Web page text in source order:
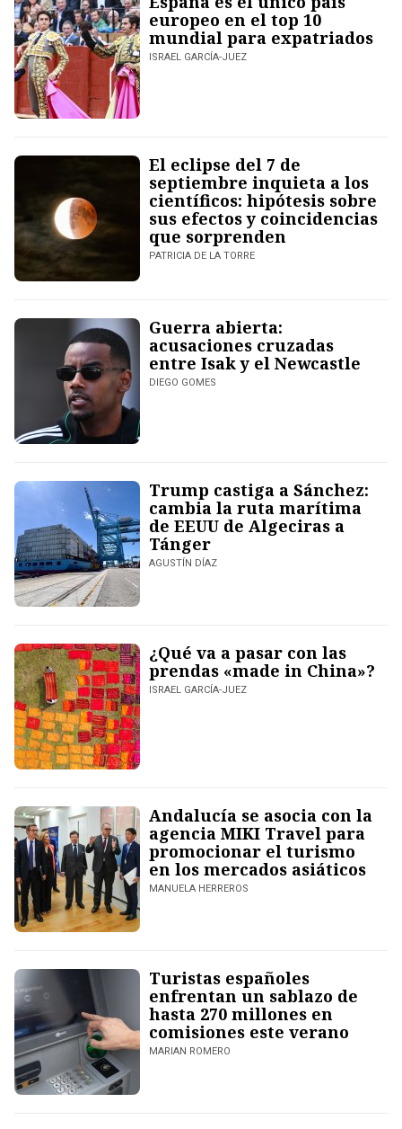
europeo en el top 10
mundial para expatriados
ISRAEL GARCÍA-JUEZ
El eclipse del 7 de
septiembre inquieta a los
científicos: hipótesis sobre
sus efectos y coincidencias
que sorprenden
PATRICIA DE LA TORRE
Guerra abierta:
acusaciones cruzadas
entre Isak y el Newcastle
DIEGO GOMES
Trump castiga a Sánchez:
cambia la ruta marítima
de EEUU de Algeciras a
Tánger
AGUSTÍN DÍAZ
¿Qué va a pasar con las
prendas «made in China»?
ISRAEL GARCÍA-JUEZ
Andalucía se asocia con la
agencia MIKI Travel para
promocionar el turismo
en los mercados asiáticos
MANUELA HERREROS
Turistas españoles
enfrentan un sablazo de
hasta 270 millones en
comisiones este verano
MARIAN ROMERO